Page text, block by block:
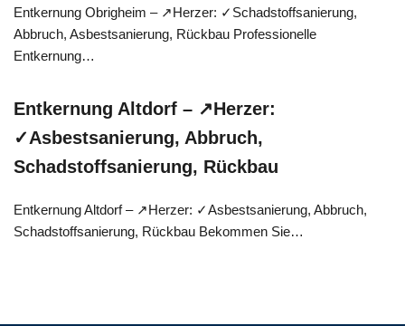
Entkernung Obrigheim – ↗️Herzer: ✓Schadstoffsanierung,
Abbruch, Asbestsanierung, Rückbau Professionelle
Entkernung…
Entkernung Altdorf – ↗️Herzer:
✓Asbestsanierung, Abbruch,
Schadstoffsanierung, Rückbau
Entkernung Altdorf – ↗️Herzer: ✓Asbestsanierung, Abbruch,
Schadstoffsanierung, Rückbau Bekommen Sie…